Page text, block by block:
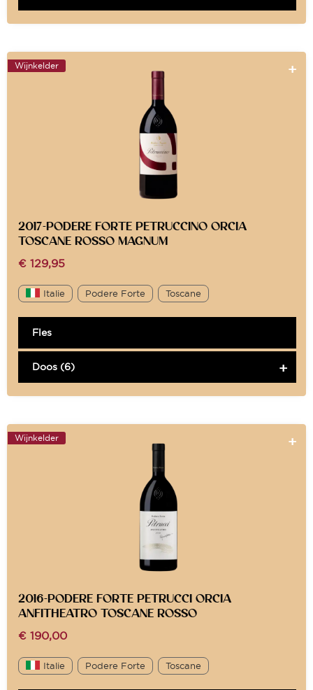
Wijnkelder
2017-PODERE FORTE PETRUCCINO ORCIA
TOSCANE ROSSO MAGNUM
€ 129,95
Italie Podere Forte Toscane
Fles
Doos (6)
Wijnkelder
2016-PODERE FORTE PETRUCCI ORCIA
ANFITHEATRO TOSCANE ROSSO
€ 190,00
Italie Podere Forte Toscane